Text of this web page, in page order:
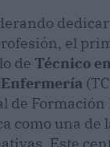
el
de Técnico
de Formación
como una de
Este